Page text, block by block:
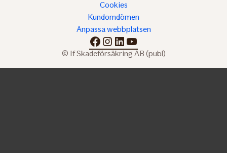
Cookies
Kundomdömen
Anpassa webbplatsen
facebook
instagram
linkedinyoutube
© If Skadeförsäkring AB (publ)